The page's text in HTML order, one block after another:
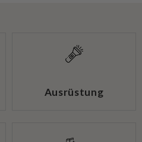
Ausrüstung